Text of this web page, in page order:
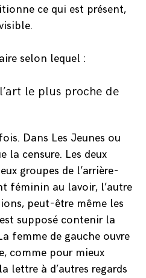
ce qui est présent,
selon lequel :
le plus proche de
Dans Les Jeunes ou
la censure. Les deux
groupes de l’arrière-
féminin au lavoir, l’autre
peut-être même les
supposé contenir la
femme de gauche ouvre
comme pour mieux
lettre à d’autres regards